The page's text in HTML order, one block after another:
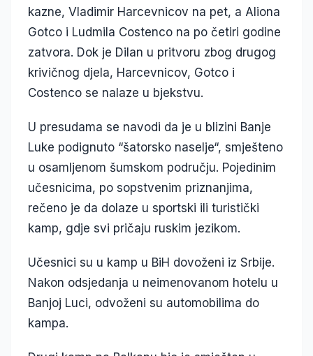
kazne, Vladimir Harcevnicov na pet, a Aliona
Gotco i Ludmila Costenco na po četiri godine
zatvora. Dok je Dilan u pritvoru zbog drugog
krivičnog djela, Harcevnicov, Gotco i
Costenco se nalaze u bjekstvu.
U presudama se navodi da je u blizini Banje
Luke podignuto “šatorsko naselje“, smješteno
u osamljenom šumskom području. Pojedinim
učesnicima, po sopstvenim priznanjima,
rečeno je da dolaze u sportski ili turistički
kamp, gdje svi pričaju ruskim jezikom.
Učesnici su u kamp u BiH dovoženi iz Srbije.
Nakon odsjedanja u neimenovanom hotelu u
Banjoj Luci, odvoženi su automobilima do
kampa.